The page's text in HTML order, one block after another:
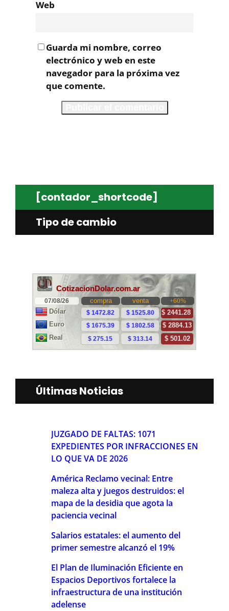
Web
Guarda mi nombre, correo
electrónico y web en este
navegador para la próxima vez
que comente.
[contador_shortcode]
Tipo de cambio
Últimas Noticias
JUZGADO DE FALTAS: 1071
EXPEDIENTES POR INFRACCIONES EN
LO QUE VA DE 2026
América Reclamo vecinal: Entre
maleza alta y juegos destruidos: el
mapa de la desidia que agota la
paciencia vecinal
Salarios estatales: el aumento del
primer semestre alcanzó el 19%
El Plan de Iluminación Eficiente en
Espacios Deportivos fortalece la
infraestructura de una institución
adelense